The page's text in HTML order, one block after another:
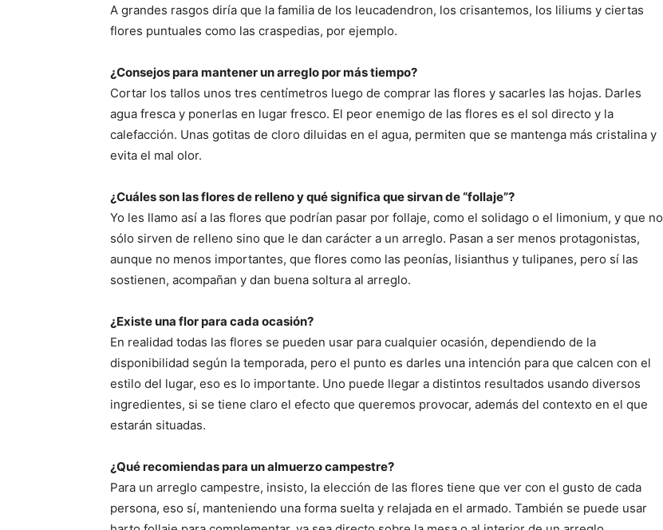
A grandes rasgos diría que la familia de los leucadendron, los crisantemos, los liliums y ciertas
flores puntuales como las craspedias, por ejemplo.
¿Consejos para mantener un arreglo por más tiempo?
Cortar los tallos unos tres centímetros luego de comprar las flores y sacarles las hojas. Darles
agua fresca y ponerlas en lugar fresco. El peor enemigo de las flores es el sol directo y la
calefacción. Unas gotitas de cloro diluidas en el agua, permiten que se mantenga más cristalina y
evita el mal olor.
¿Cuáles son las flores de relleno y qué significa que sirvan de “follaje”?
Yo les llamo así a las flores que podrían pasar por follaje, como el solidago o el limonium, y que no
sólo sirven de relleno sino que le dan carácter a un arreglo. Pasan a ser menos protagonistas,
aunque no menos importantes, que flores como las peonías, lisianthus y tulipanes, pero sí las
sostienen, acompañan y dan buena soltura al arreglo.
¿Existe una flor para cada ocasión?
En realidad todas las flores se pueden usar para cualquier ocasión, dependiendo de la
disponibilidad según la temporada, pero el punto es darles una intención para que calcen con el
estilo del lugar, eso es lo importante. Uno puede llegar a distintos resultados usando diversos
ingredientes, si se tiene claro el efecto que queremos provocar, además del contexto en el que
estarán situadas.
¿Qué recomiendas para un almuerzo campestre?
Para un arreglo campestre, insisto, la elección de las flores tiene que ver con el gusto de cada
persona, eso sí, manteniendo una forma suelta y relajada en el armado. También se puede usar